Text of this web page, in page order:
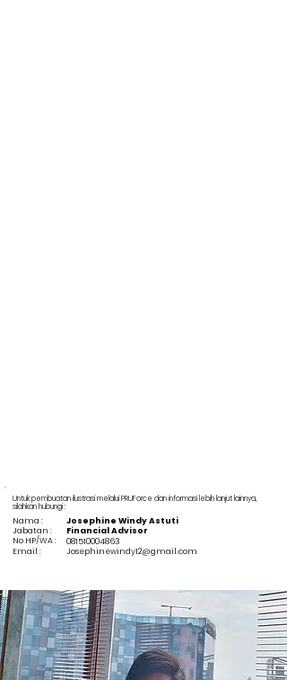
Untuk pembuatan ilustrasi melalui PRUForce dan informasi lebih lanjut lainnya,
silahkan hubungi :
Nama :
Josephine Windy Astuti
Jabatan :
Financial Advisor
No HP/WA :
081510004863
Email :
Josephinewindy12@gmail.com